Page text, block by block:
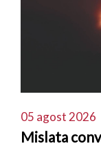
05 agost 2026
Mislata